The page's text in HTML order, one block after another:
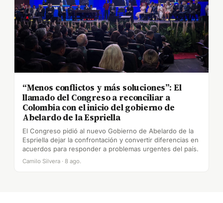
“Menos conflictos y más soluciones”: El
llamado del Congreso a reconciliar a
Colombia con el inicio del gobierno de
Abelardo de la Espriella
El Congreso pidió al nuevo Gobierno de Abelardo de la
Espriella dejar la confrontación y convertir diferencias en
acuerdos para responder a problemas urgentes del país.
Camilo Silvera · 8 ago.